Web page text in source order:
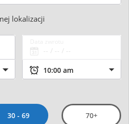
lokalizacji
30 - 69 70+